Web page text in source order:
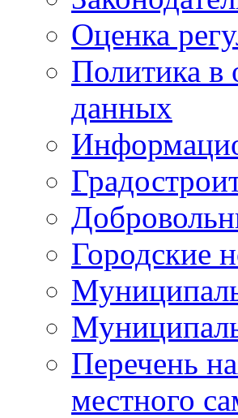
Оценка
Политика в
данных
Городские
Перечень
местного